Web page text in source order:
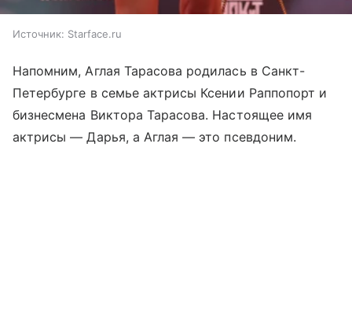
Источник: Starface.ru
Напомним, Аглая Тарасова родилась в Санкт-
Петербурге в семье актрисы Ксении Раппопорт и
бизнесмена Виктора Тарасова. Настоящее имя
актрисы — Дарья, а Аглая — это псевдоним.